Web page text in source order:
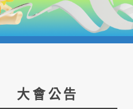
大會公告